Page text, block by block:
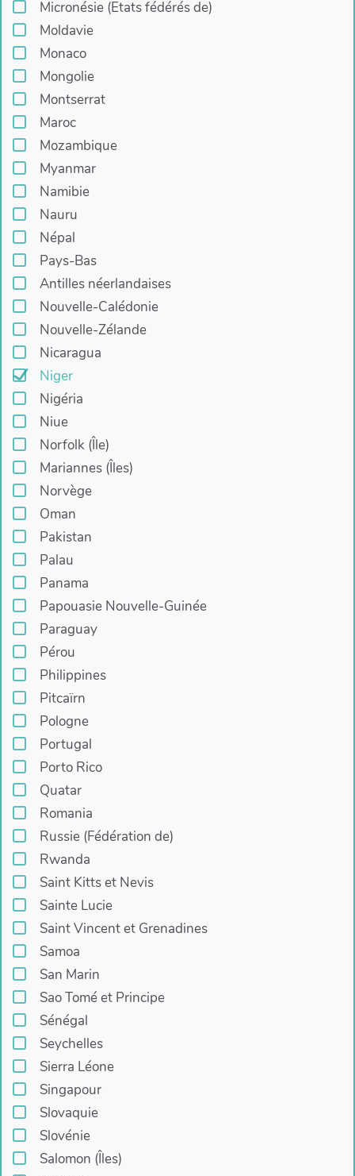
Micronésie (Etats fédérés de)
Moldavie
Monaco
Mongolie
Montserrat
Maroc
Mozambique
Myanmar
Namibie
Nauru
Népal
Pays-Bas
Antilles néerlandaises
Nouvelle-Calédonie
Nouvelle-Zélande
Nicaragua
Niger
Nigéria
Niue
Norfolk (Île)
Mariannes (Îles)
Norvège
Oman
Pakistan
Palau
Panama
Papouasie Nouvelle-Guinée
Paraguay
Pérou
Philippines
Pitcaïrn
Pologne
Portugal
Porto Rico
Quatar
Romania
Russie (Fédération de)
Rwanda
Saint Kitts et Nevis
Sainte Lucie
Saint Vincent et Grenadines
Samoa
San Marin
Sao Tomé et Principe
Sénégal
Seychelles
Sierra Léone
Singapour
Slovaquie
Slovénie
Salomon (Îles)